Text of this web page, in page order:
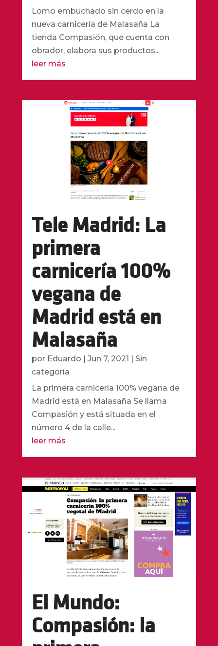
Lomo embuchado sin cerdo en la
nueva carnicería de Malasaña La
tienda Compasión, que cuenta con
obrador, elabora sus productos...
leer más
Tele Madrid: La
primera
carnicería 100%
vegana de
Madrid está en
Malasaña
por Eduardo Jun 7, 2021
Sin
categoría
La primera carnicería 100% vegana de
Madrid está en Malasaña Se llama
Compasión y está situada en el
número 4 de la calle...
leer más
El Mundo:
Compasión: la